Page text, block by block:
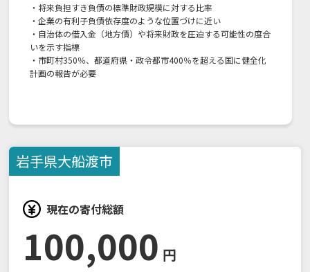
・将来負担すき負債の標準財政規模に対する比率
・企業の有利子負債依存度のような位置づけに近い
・自治体の借入金（地方債）や将来財政を圧迫する可能性の度合
いを示す指標
・市町村350％、都道府県・政令都市400％を超える国に健全化
計画の報告が必要
岩手県大船渡市
現在の寄付総額
100,000 円